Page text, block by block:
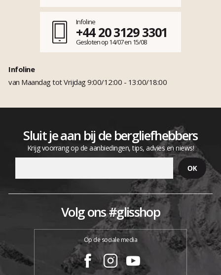
Infoline
+44 20 3129 3301
Gesloten op 14/07 en 15/08
Infoline
van Maandag tot Vrijdag 9:00/12:00 - 13:00/18:00
Sluit je aan bij de bergliefhebbers
Krijg voorrang op de aanbiedingen, tips, advies en niews!
Volg ons #glisshop
Op de sociale media